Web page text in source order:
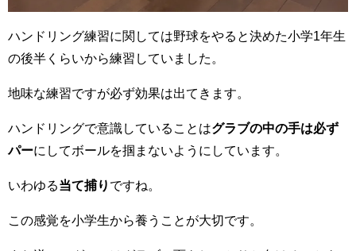
ハンドリング練習に関しては野球をやると決めた小学1年生
の後半くらいから練習していました。
地味な練習ですが必ず効果は出てきます。
ハンドリングで意識していることはグラブの中の手は必ず
パーにしてボールを掴まないようにしています。
いわゆる当て捕り ですね。
この感覚を小学生から養うことが大切です。